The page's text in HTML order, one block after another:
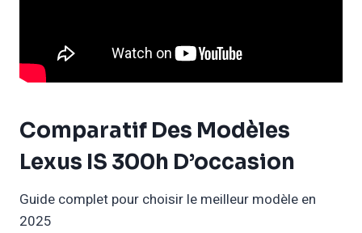
Comparatif Des Modèles
Lexus IS 300h D’occasion
Guide complet pour choisir le meilleur modèle en
2025